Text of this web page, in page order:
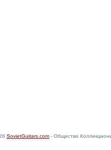
SovietGuitars.com - Общество